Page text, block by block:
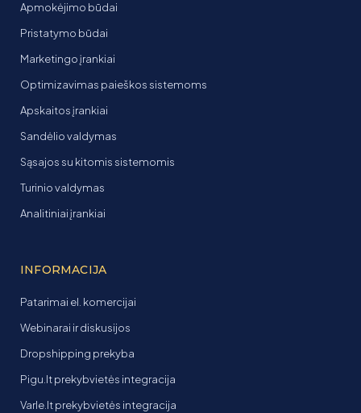
Apmokėjimo būdai
Pristatymo būdai
Marketingo įrankiai
Optimizavimas paieškos sistemoms
Apskaitos įrankiai
Sandėlio valdymas
Sąsajos su kitomis sistemomis
Turinio valdymas
Analitiniai įrankiai
INFORMACIJA
Patarimai el. komercijai
Webinarai ir diskusijos
Dropshipping prekyba
Pigu.lt prekybvietės integracija
Varle.lt prekybvietės integracija